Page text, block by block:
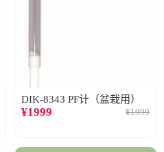
DIK-8343 PF计（盆栽用）
¥1999 ¥1999